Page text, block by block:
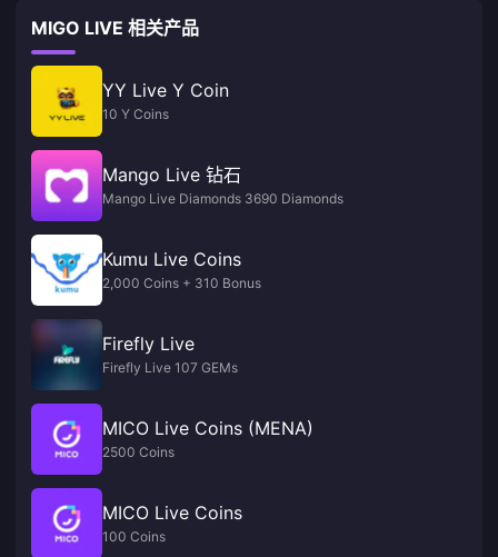
MIGO LIVE 相关产品
YY Live Y Coin
10 Y Coins
Mango Live 钻石
Mango Live Diamonds 3690 Diamonds
Kumu Live Coins
2,000 Coins + 310 Bonus
Firefly Live
Firefly Live 107 GEMs
MICO Live Coins (MENA)
2500 Coins
MICO Live Coins
100 Coins